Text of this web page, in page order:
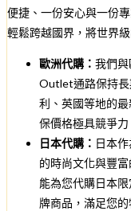
便捷、一份安心與一份
輕鬆跨越國界，將世界
歐洲代購： 我們
Outlet通路保持長
利、英國等地的
保價格極具競爭力
日本代購： 日本
的時尚文化與豐
能為您代購日本
牌商品，滿足您